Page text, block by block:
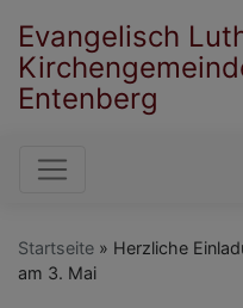
zum
Inhalt
Evangelisch
Entenberg
Startseite
Herzliche
am 3. Mai